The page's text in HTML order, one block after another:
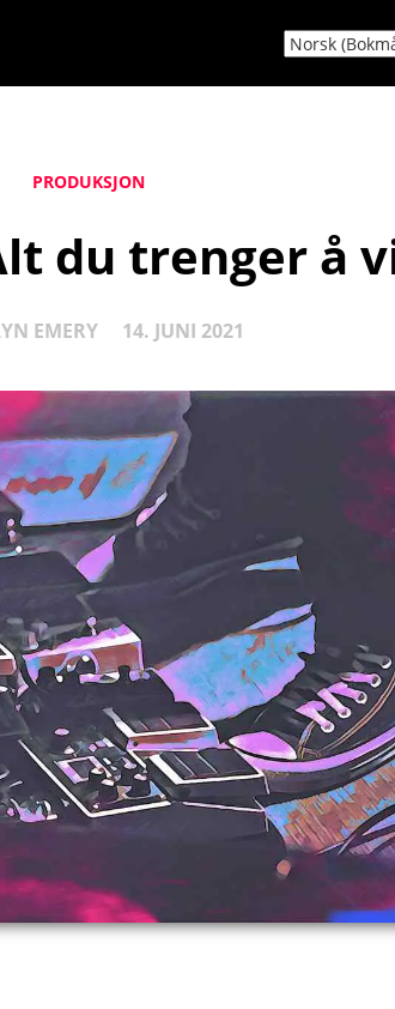
PRODUKSJON
du trenger å
EMERY 14. JUNI 2021